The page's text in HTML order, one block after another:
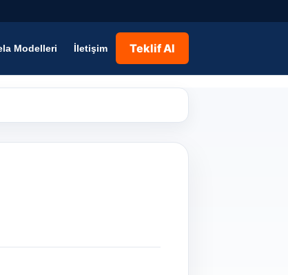
Modelleri İletişim Teklif Al